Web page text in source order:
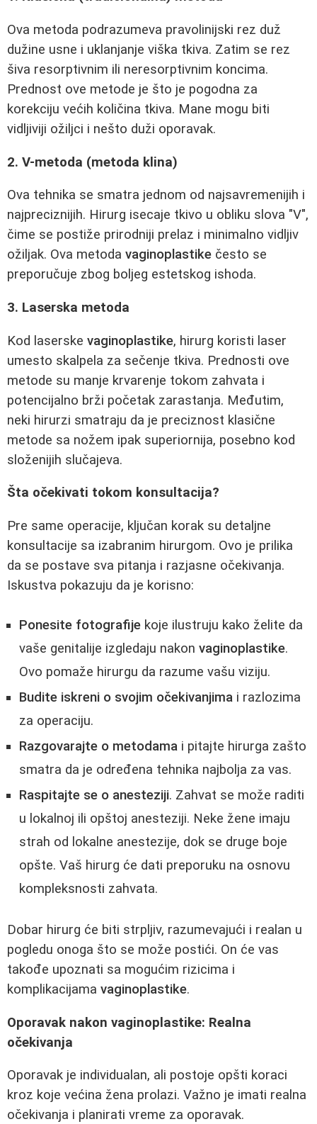
Ova metoda podrazumeva pravolinijski rez duž
dužine usne i uklanjanje viška tkiva. Zatim se rez
šiva resorptivnim ili neresorptivnim koncima.
Prednost ove metode je što je pogodna za
korekciju većih količina tkiva. Mane mogu biti
vidljiviji ožiljci i nešto duži oporavak.
2. V-metoda (metoda klina)
Ova tehnika se smatra jednom od najsavremenijih i
najpreciznijih. Hirurg isecaje tkivo u obliku slova "V",
čime se postiže prirodniji prelaz i minimalno vidljiv
ožiljak. Ova metoda vaginoplastike često se
preporučuje zbog boljeg estetskog ishoda.
3. Laserska metoda
Kod laserske vaginoplastike, hirurg koristi laser
umesto skalpela za sečenje tkiva. Prednosti ove
metode su manje krvarenje tokom zahvata i
potencijalno brži početak zarastanja. Međutim,
neki hirurzi smatraju da je preciznost klasične
metode sa nožem ipak superiornija, posebno kod
složenijih slučajeva.
Šta očekivati tokom konsultacija?
Pre same operacije, ključan korak su detaljne
konsultacije sa izabranim hirurgom. Ovo je prilika
da se postave sva pitanja i razjasne očekivanja.
Iskustva pokazuju da je korisno:
Ponesite fotografije koje ilustruju kako želite da
vaše genitalije izgledaju nakon vaginoplastike.
Ovo pomaže hirurgu da razume vašu viziju.
Budite iskreni o svojim očekivanjima i razlozima
za operaciju.
Razgovarajte o metodama i pitajte hirurga zašto
smatra da je određena tehnika najbolja za vas.
Raspitajte se o anesteziji. Zahvat se može raditi
u lokalnoj ili opštoj anesteziji. Neke žene imaju
strah od lokalne anestezije, dok se druge boje
opšte. Vaš hirurg će dati preporuku na osnovu
kompleksnosti zahvata.
Dobar hirurg će biti strpljiv, razumevajući i realan u
pogledu onoga što se može postići. On će vas
takođe upoznati sa mogućim rizicima i
komplikacijama vaginoplastike.
Oporavak nakon vaginoplastike: Realna
očekivanja
Oporavak je individualan, ali postoje opšti koraci
kroz koje većina žena prolazi. Važno je imati realna
očekivanja i planirati vreme za oporavak.